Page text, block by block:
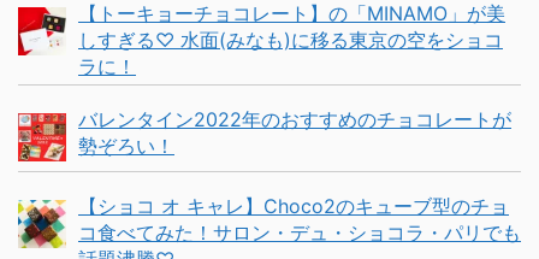
【トーキョーチョコレート】の「MINAMO」が美
しすぎる♡ 水面(みなも)に移る東京の空をショコ
ラに！
バレンタイン2022年のおすすめのチョコレートが
勢ぞろい！
【ショコ オ キャレ】Choco2のキューブ型のチョ
コ食べてみた！サロン・デュ・ショコラ・パリでも